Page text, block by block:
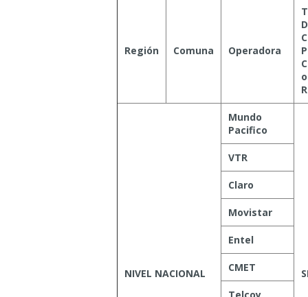
Región Comuna Operadora
o
NIVEL NACIONAL
Mundo
Pacifico
VTR
Claro
Movistar
Entel
CMET